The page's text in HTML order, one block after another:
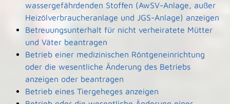
wassergefährdenden Stoffen (AwSV-Anlage, außer
Heizölverbraucheranlage und JGS-Anlage) anzeigen
Betreuungsunterhalt für nicht verheiratete Mütter
und Väter beantragen
Betrieb einer medizinischen Röntgeneinrichtung
oder die wesentliche Änderung des Betriebs
anzeigen oder beantragen
Betrieb eines Tiergeheges anzeigen